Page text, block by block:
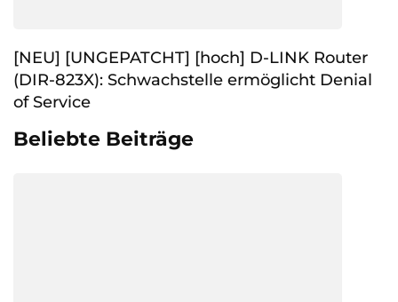
[NEU] [UNGEPATCHT] [hoch] D-LINK Router
(DIR-823X): Schwachstelle ermöglicht Denial
of Service
Beliebte Beiträge